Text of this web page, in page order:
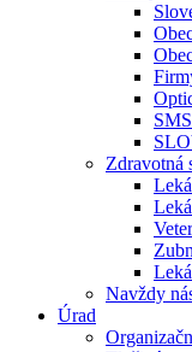
Zdravotná
Navždy
Úrad